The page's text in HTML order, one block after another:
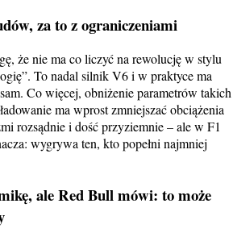
za to z ograniczeniami
że nie ma co liczyć na rewolucję w stylu
To nadal silnik V6 i w praktyce ma
Co więcej, obniżenie parametrów takich
ma wprost zmniejszać obciążenia
rozsądnie i dość przyziemnie – ale w F1
wygrywa ten, kto popełni najmniej
ale Red Bull mówi: to może